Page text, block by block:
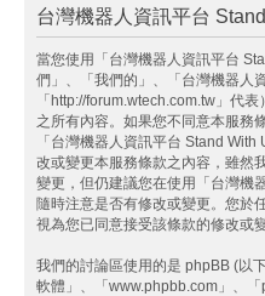
台灣機器人資訊平台
當您使用「台灣機器人資訊平台
們」、「我們的」、「台灣機器人
「http://forum.wtech.com.tw」代
之所有內容。如果您不同意本服務
「台灣機器人資訊平台 Stand
改或變更本服務條款之內容，雖然
變更，但仍建議您在使用「台灣機
隨時注意是否有修改或變更。您於
視為您已同意接受該條款的修改或變
我們的討論區使用的是 phpBB (以
軟體」、「www.phpbb.com」、「